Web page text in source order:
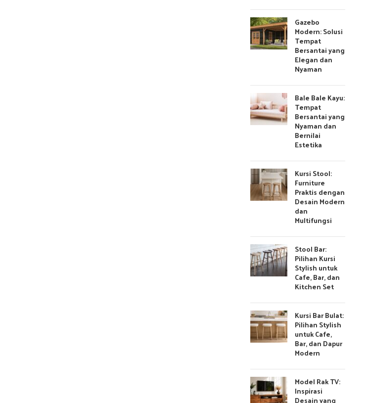
Gazebo
Modern: Solusi
Tempat
Bersantai yang
Elegan dan
Nyaman
Bale Bale Kayu:
Tempat
Bersantai yang
Nyaman dan
Bernilai
Estetika
Kursi Stool:
Furniture
Praktis dengan
Desain Modern
dan
Multifungsi
Stool Bar:
Pilihan Kursi
Stylish untuk
Cafe, Bar, dan
Kitchen Set
Kursi Bar Bulat:
Pilihan Stylish
untuk Cafe,
Bar, dan Dapur
Modern
Model Rak TV:
Inspirasi
Desain yang